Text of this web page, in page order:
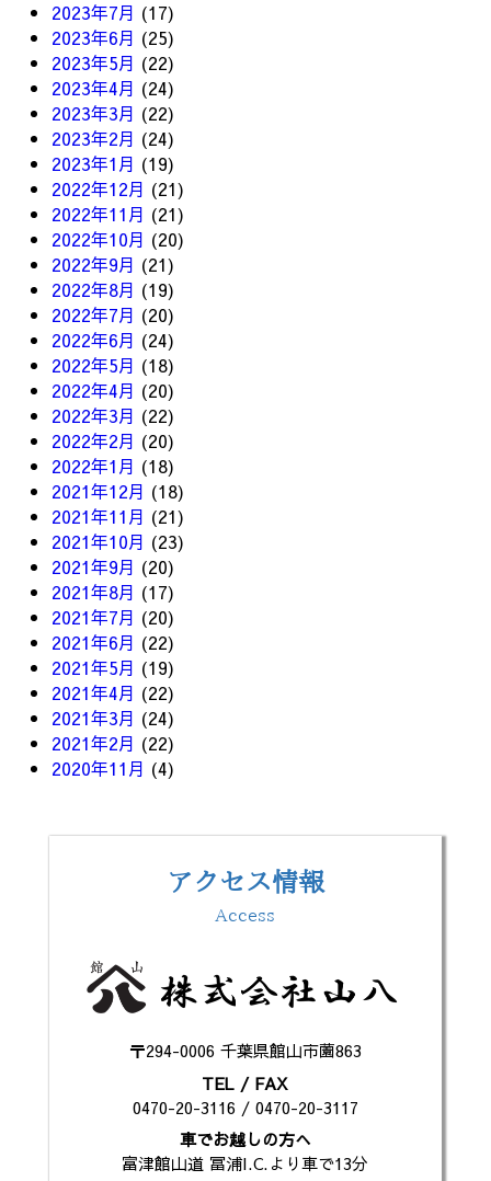
2023年7月 (17)
2023年6月 (25)
2023年5月 (22)
2023年4月 (24)
2023年3月 (22)
2023年2月 (24)
2023年1月 (19)
2022年12月 (21)
2022年11月 (21)
2022年10月 (20)
2022年9月 (21)
2022年8月 (19)
2022年7月 (20)
2022年6月 (24)
2022年5月 (18)
2022年4月 (20)
2022年3月 (22)
2022年2月 (20)
2022年1月 (18)
2021年12月 (18)
2021年11月 (21)
2021年10月 (23)
2021年9月 (20)
2021年8月 (17)
2021年7月 (20)
2021年6月 (22)
2021年5月 (19)
2021年4月 (22)
2021年3月 (24)
2021年2月 (22)
2020年11月 (4)
アクセス情報
Access
〒294-0006 千葉県館山市薗863
TEL / FAX
0470-20-3116 / 0470-20-3117
車でお越しの方へ
富津館山道 冨浦I.C.より車で13分